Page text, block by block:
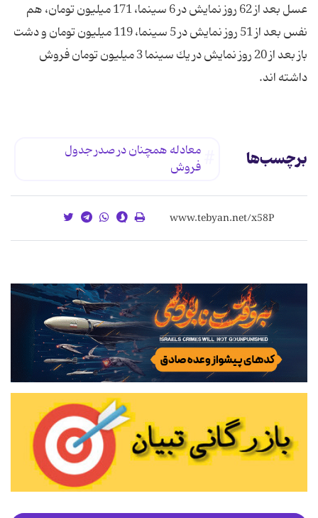
عسل بعد از 62 روز نمایش در 6 سینما، 171 میلیون تومان، هم
نفس بعد از 51 روز نمایش در 5 سینما، 119 میلیون تومان و دشت
باز بعد از 20 روز نمایش در یك سینما 3 میلیون تومان فروش
داشته اند.
برچسب‌ها
معادله همچنان در صدر جدول
فروش